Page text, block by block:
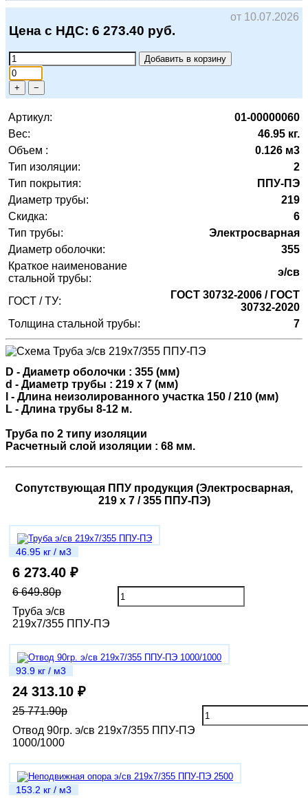
от 10.07.2026
Цена с НДС: 6 273.40 руб.
Добавить в корзину
+ −
Артикул:
01-00000060
Вес:
46.95 кг.
Объем :
0.126 м3
Тип изоляции:
2
Тип покрытия:
ППУ-ПЭ
Диаметр трубы:
219
Скидка:
6
Тип трубы:
Электросварная
Диаметр оболочки:
355
Краткое наименование
стальной трубы:
э/св
ГОСТ / ТУ:
ГОСТ 30732-2006 / ГОСТ
30732-2020
Толщина стальной трубы:
7
D - Диаметр оболочки : 355 (мм)
d - Диаметр трубы : 219 х 7 (мм)
l - Длина неизолированного участка 150 / 210 (мм)
L - Длина трубы 8-12 м.
Труба по 2 типу изоляции
Расчетный слой изоляции : 68 мм.
Сопутствующая ППУ продукция (Электросварная,
219 х 7 / 355 ППУ-ПЭ)
46.95 кг / м3
6 273.40 ₽
6 649.80р
Труба э/св
219х7/355 ППУ-ПЭ
93.9 кг / м3
24 313.10 ₽
25 771.90р
Отвод 90гр. э/св 219х7/355 ППУ-ПЭ
1000/1000
153.2 кг / м3